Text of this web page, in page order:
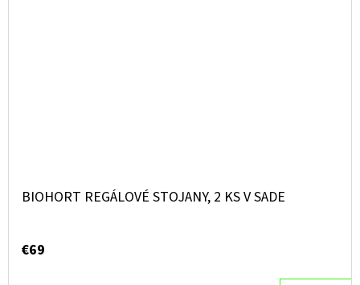
BIOHORT REGÁLOVÉ STOJANY, 2 KS V SADE
€69